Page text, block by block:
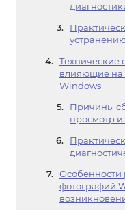
Технические
влияющие на
Windows
Причины
просмотр
Особенности
фотографий